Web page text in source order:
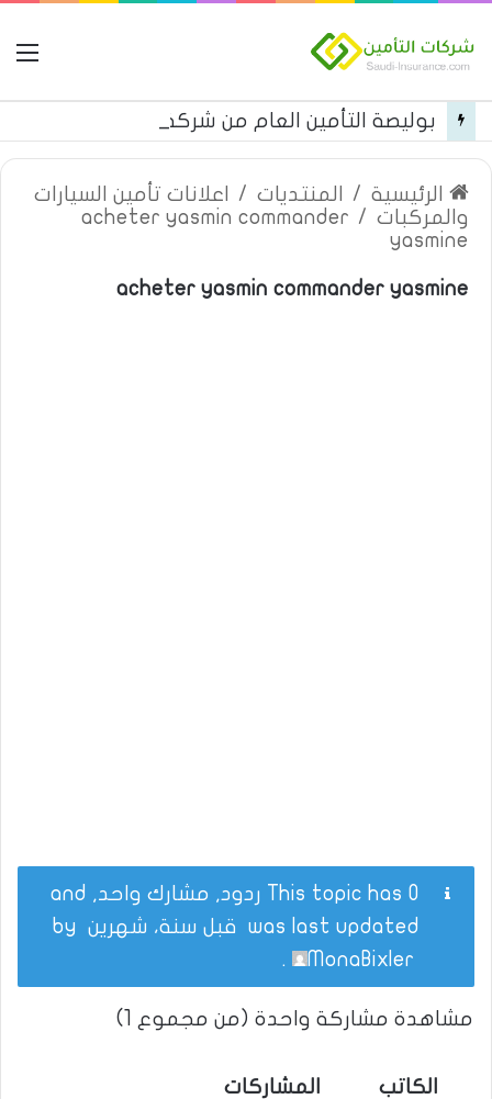
الرئيسية / المنتديات /
اعلانات تأمين السيارات
والمركبات /
acheter yasmin commander
yasmine
acheter yasmin commander yasmine
This topic has 0 ردود, مشارك واحد, and
was last updated قبل سنة، شهرين
MonaBixler
.
مشاهدة مشاركة واحدة (من مجموع 1)
الكاتب المشاركات